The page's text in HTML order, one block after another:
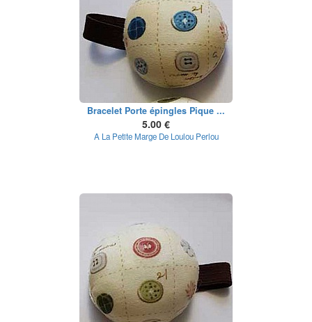
Bracelet Porte épingles Pique ...
5.00 €
A La Petite Marge De Loulou Perlou